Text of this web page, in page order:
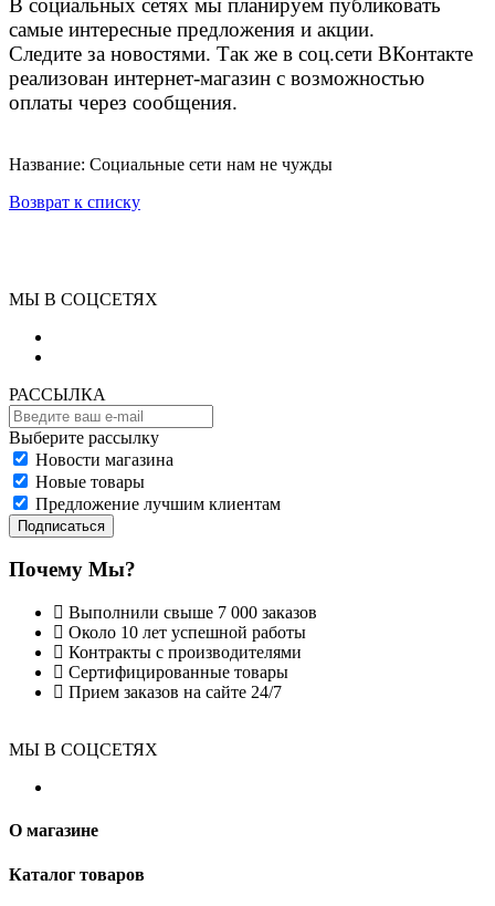
самые интересные предложения и акции.
Следите за новостями. Так же в соц.сети ВКонтакте
реализован интернет-магазин с возможностью
оплаты через сообщения.
Название: Социальные сети нам не чужды
Возврат к списку
МЫ В СОЦСЕТЯХ
РАССЫЛКА
Выберите рассылку
Новости магазина
Новые товары
Предложение лучшим клиентам
Подписаться
Почему Мы?
Выполнили свыше 7 000 заказов
Около 10 лет успешной работы
Контракты с производителями
Сертифицированные товары
Прием заказов на сайте 24/7
МЫ В СОЦСЕТЯХ
О магазине
Каталог товаров